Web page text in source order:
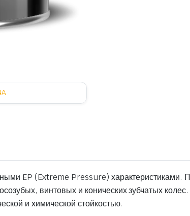
EP (Extreme Pressure) характеристиками.
винтовых и конических зубчатых
и химической стойкостью.